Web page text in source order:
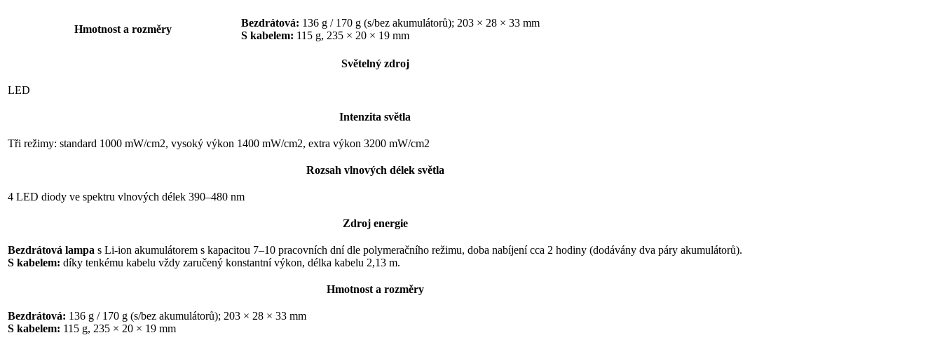
Hmotnost a rozměry
Bezdrátová: 136 g / 170 g (s/bez akumulátorů); 203 × 28 × 33 mm
S kabelem: 115 g, 235 × 20 × 19 mm
Světelný zdroj
LED
Intenzita světla
Tři režimy: standard 1000 mW/cm2, vysoký výkon 1400 mW/cm2, extra výkon 3200 mW/cm2
Rozsah vlnových délek světla
4 LED diody ve spektru vlnových délek 390–480 nm
Zdroj energie
Bezdrátová lampa s Li-ion akumulátorem s kapacitou 7–10 pracovních dní dle polymeračního režimu, doba nabíjení cca 2 hodiny (dodávány dva páry akumulátorů).
S kabelem: díky tenkému kabelu vždy zaručený konstantní výkon, délka kabelu 2,13 m.
Hmotnost a rozměry
Bezdrátová: 136 g / 170 g (s/bez akumulátorů); 203 × 28 × 33 mm
S kabelem: 115 g, 235 × 20 × 19 mm